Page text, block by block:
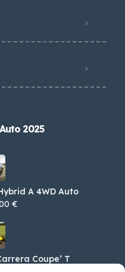
2025
A 4WD Auto
€
Coupe’ T